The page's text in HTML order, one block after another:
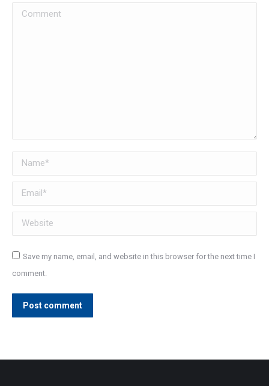
Comment
Name *
Email *
Website
Save my name, email, and website in this browser for the next time I
comment.
Post comment